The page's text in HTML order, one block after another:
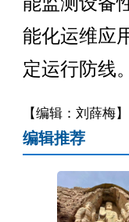
能化运维应
定运行防线
【编辑：刘薛梅】
编辑推荐